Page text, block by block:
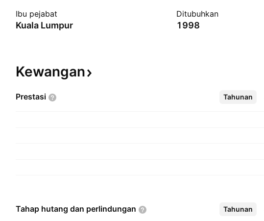
Ibu pejabat
Kuala Lumpur
Ditubuhkan
1998
Kewangan
Prestasi Tahunan
Lebih
Tahap hutang dan perlindungan Tahunan
Lebih